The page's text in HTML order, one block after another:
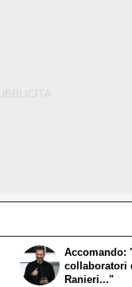
Accomando:
collaboratori
Ranieri..."